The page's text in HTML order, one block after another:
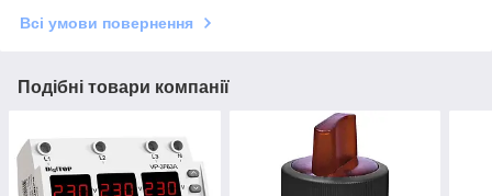
Всі умови повернення
Подібні товари компанії